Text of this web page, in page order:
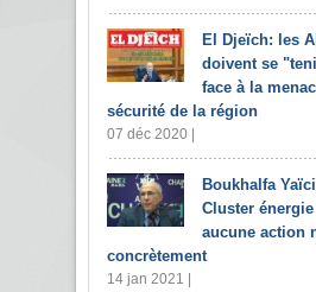
El Djeïch: les
doivent se
face à la
sécurité de la région
07 déc 2020 |
Boukhalfa
Cluster
aucune action
concrètement
14 jan 2021 |